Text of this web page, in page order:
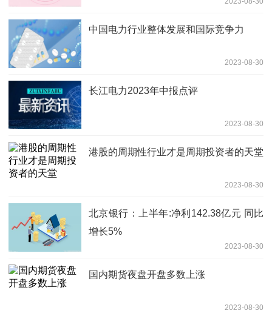
中国电力行业整体发展和国际竞争力
2023-08-30
长江电力2023年中报点评
2023-08-30
港股的周期性行业才是周期投资者的天堂
2023-08-30
北京银行：上半年:净利142.38亿元 同比
增长5%
2023-08-30
国内期货夜盘开盘多数上涨
2023-08-30